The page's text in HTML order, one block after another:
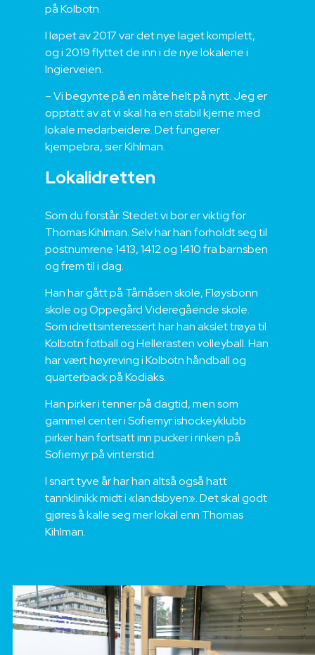
Som du forstår. Stedet vi bor er viktig for
Thomas Kihlman. Selv har han forholdt seg til
postnumrene 1413, 1412 og 1410 fra barnsben
og frem til i dag.
Han har gått på Tårnåsen skole, Fløysbonn
skole og Oppegård Videregående skole.
Som idrettsinteressert har han akslet trøya til
Kolbotn fotball og Hellerasten volleyball. Han
har vært høyreving i Kolbotn håndball og
quarterback på Kodiaks.
Han pirker i tenner på dagtid, men som
gammel center i Sofiemyr ishockeyklubb
pirker han fortsatt inn pucker i rinken på
Sofiemyr på vinterstid.
I snart tyve år har han altså også hatt
tannklinikk midt i «landsbyen». Det skal godt
gjøres å kalle seg mer lokal enn Thomas
Kihlman.
Lokalidretten
på Kolbotn.
I løpet av 2017 var det nye laget komplett,
og i 2019 flyttet de inn i de nye lokalene i
Ingierveien.
– Vi begynte på en måte helt på nytt. Jeg er
opptatt av at vi skal ha en stabil kjerne med
lokale medarbeidere. Det fungerer
kjempebra, sier Kihlman.